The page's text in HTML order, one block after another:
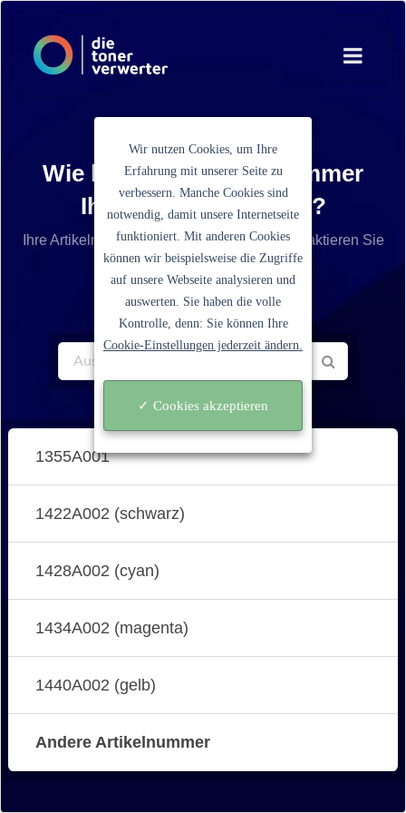
Wie lautet die Artikelnummer
Ihrer Tonerkartusche?
Ihre Artikelnummer ist nicht aufgelistet? Kontaktieren Sie
unseren Service.
1355A001
1422A002 (schwarz)
1428A002 (cyan)
1434A002 (magenta)
1440A002 (gelb)
Andere Artikelnummer
Wir nutzen Cookies, um Ihre
Erfahrung mit unserer Seite zu
verbessern. Manche Cookies sind
notwendig, damit unsere Internetseite
funktioniert. Mit anderen Cookies
können wir beispielsweise die Zugriffe
auf unsere Webseite analysieren und
auswerten. Sie haben die volle
Kontrolle, denn: Sie können Ihre
Cookie-Einstellungen jederzeit ändern.
✓ Cookies akzeptieren